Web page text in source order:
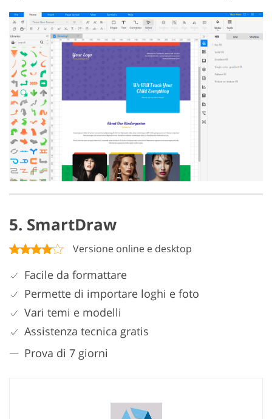
5. SmartDraw
Versione online e desktop
Facile da formattare
Permette di importare loghi e foto
Vari temi e modelli
Assistenza tecnica gratis
Prova di 7 giorni